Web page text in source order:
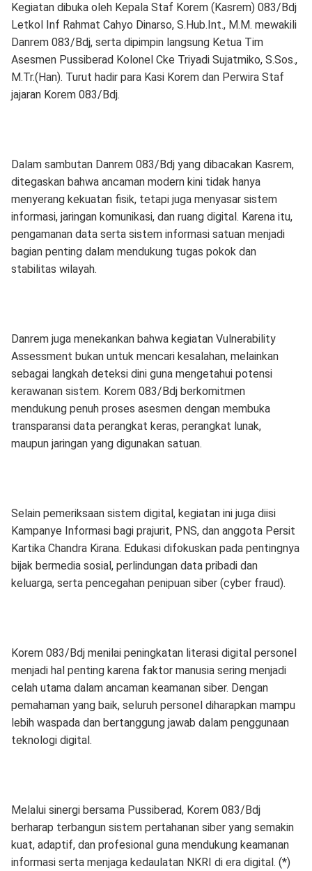
Kegiatan dibuka oleh Kepala Staf Korem (Kasrem) 083/Bdj
Letkol Inf Rahmat Cahyo Dinarso, S.Hub.Int., M.M. mewakili
Danrem 083/Bdj, serta dipimpin langsung Ketua Tim
Asesmen Pussiberad Kolonel Cke Triyadi Sujatmiko, S.Sos.,
M.Tr.(Han). Turut hadir para Kasi Korem dan Perwira Staf
jajaran Korem 083/Bdj.
Dalam sambutan Danrem 083/Bdj yang dibacakan Kasrem,
ditegaskan bahwa ancaman modern kini tidak hanya
menyerang kekuatan fisik, tetapi juga menyasar sistem
informasi, jaringan komunikasi, dan ruang digital. Karena itu,
pengamanan data serta sistem informasi satuan menjadi
bagian penting dalam mendukung tugas pokok dan
stabilitas wilayah.
Danrem juga menekankan bahwa kegiatan Vulnerability
Assessment bukan untuk mencari kesalahan, melainkan
sebagai langkah deteksi dini guna mengetahui potensi
kerawanan sistem. Korem 083/Bdj berkomitmen
mendukung penuh proses asesmen dengan membuka
transparansi data perangkat keras, perangkat lunak,
maupun jaringan yang digunakan satuan.
Selain pemeriksaan sistem digital, kegiatan ini juga diisi
Kampanye Informasi bagi prajurit, PNS, dan anggota Persit
Kartika Chandra Kirana. Edukasi difokuskan pada pentingnya
bijak bermedia sosial, perlindungan data pribadi dan
keluarga, serta pencegahan penipuan siber (cyber fraud).
Korem 083/Bdj menilai peningkatan literasi digital personel
menjadi hal penting karena faktor manusia sering menjadi
celah utama dalam ancaman keamanan siber. Dengan
pemahaman yang baik, seluruh personel diharapkan mampu
lebih waspada dan bertanggung jawab dalam penggunaan
teknologi digital.
Melalui sinergi bersama Pussiberad, Korem 083/Bdj
berharap terbangun sistem pertahanan siber yang semakin
kuat, adaptif, dan profesional guna mendukung keamanan
informasi serta menjaga kedaulatan NKRI di era digital. (*)